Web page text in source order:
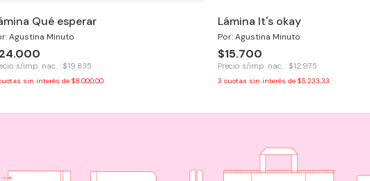
Qué esperar
Agustina Minuto
s/imp. nac. : $19.835
sin interés de $8.000,00
Lámina It's okay
Por: Agustina Minuto
$15.700
Precio s/imp. nac. : $12.975
3 cuotas sin interés de $5.233,33